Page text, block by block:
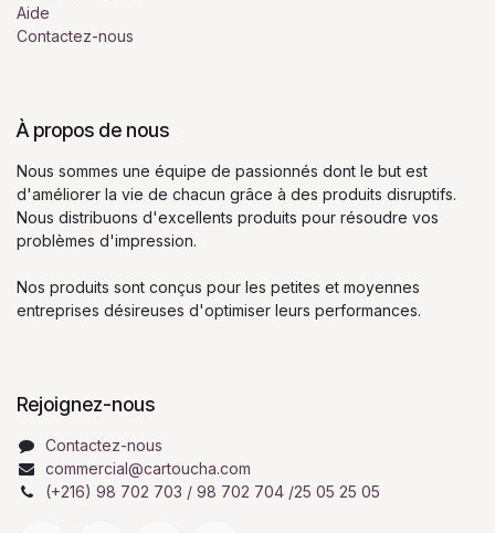
Aide
Contactez-nous
À propos de nous
Nous sommes une équipe de passionnés dont le but est
d'améliorer la vie de chacun grâce à des produits disruptifs.
Nous distribuons d'excellents produits pour résoudre vos
problèmes d'impression.
Nos produits sont conçus pour les petites et moyennes
entreprises désireuses d'optimiser leurs performances.
Rejoignez-nous
Contactez-nous
commercial@cartoucha.com
(+216) 98 702 703 / 98 702 704 /25 05 25 05